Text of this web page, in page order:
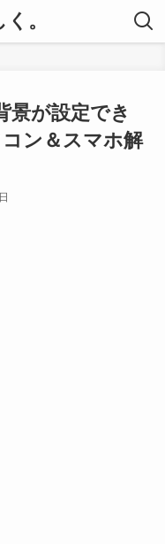
。
景が設定でき
ン＆スマホ解